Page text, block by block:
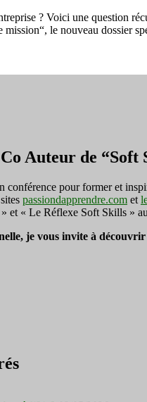
? Voici une question
le nouveau dossier
Auteur de
pour former et
passiondapprendre.com et
et « Le Réflexe Soft Skills »
je vous invite à